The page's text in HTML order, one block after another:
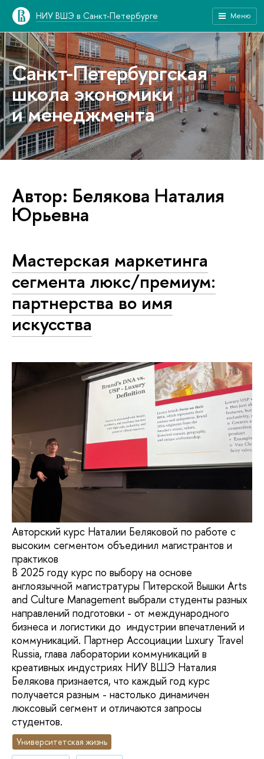
НИУ ВШЭ в Санкт-Петербурге Меню
Санкт-Петербургская
школа экономики
и менеджмента
Автор: Белякова Наталия
Юрьевна
Мастерская маркетинга
сегмента люкс/премиум:
партнерства во имя
искусства
Авторский курс Наталии Беляковой по работе с
высоким сегментом объединил магистрантов и
практиков
В 2025 году курс по выбору на основе
англоязычной магистратуры Питерской Вышки Arts
and Culture Management выбрали студенты разных
направлений подготовки - от международного
бизнеса и логистики до индустрии впечатлений и
коммуникаций. Партнер Ассоциации Luxury Travel
Russia, глава лаборатории коммуникаций в
креативных индустриях НИУ ВШЭ Наталия
Белякова признается, что каждый год курс
получается разным - настолько динамичен
люксовый сегмент и отличаются запросы
студентов.
Университетская жизнь